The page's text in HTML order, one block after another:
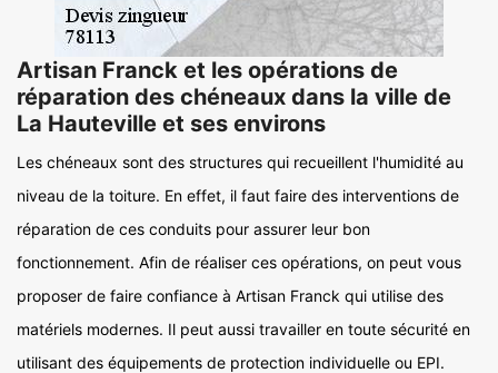
Artisan Franck et les opérations de
réparation des chéneaux dans la ville de
La Hauteville et ses environs
Les chéneaux sont des structures qui recueillent l'humidité au
niveau de la toiture. En effet, il faut faire des interventions de
réparation de ces conduits pour assurer leur bon
fonctionnement. Afin de réaliser ces opérations, on peut vous
proposer de faire confiance à Artisan Franck qui utilise des
matériels modernes. Il peut aussi travailler en toute sécurité en
utilisant des équipements de protection individuelle ou EPI.